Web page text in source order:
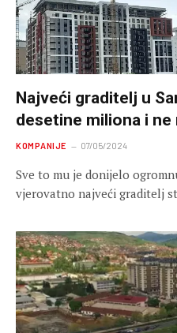
Najveći graditelj u
desetine miliona i
KOMPANIJE 07/05/2024
Sve to mu je donijelo
vjerovatno najveći graditelj